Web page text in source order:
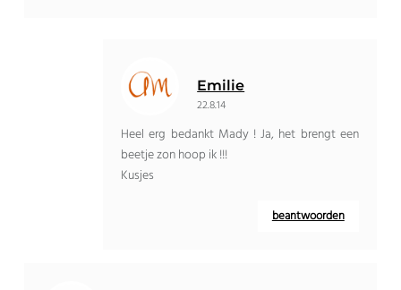
Emilie
22.8.14
Heel erg bedankt Mady ! Ja, het brengt een
beetje zon hoop ik !!!
Kusjes
beantwoorden